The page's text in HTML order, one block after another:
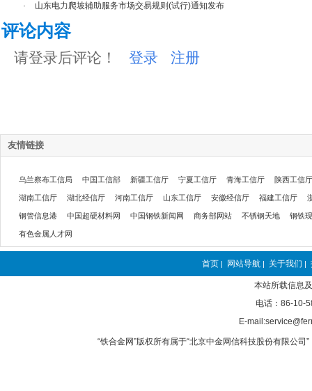
·
山东电力爬坡辅助服务市场交易规则(试行)通知发布
评论内容
请登录后评论！ 登录 注册
友情链接
乌兰察布工信局 中国工信部 新疆工信厅 宁夏工信厅 青海工信厅 陕西工信厅
湖南工信厅 湖北经信厅 河南工信厅 山东工信厅 安徽经信厅 福建工信厅
钢管信息港 中国超硬材料网 中国钢铁新闻网 商务部网站 不锈钢天地 钢铁
有色金属人才网
首页 | 网站导航 | 关于我们 |
本站所载信息
电话：86-10-
E-
“铁合金网”版权所有属于“北京中金网信科技股份有限公司